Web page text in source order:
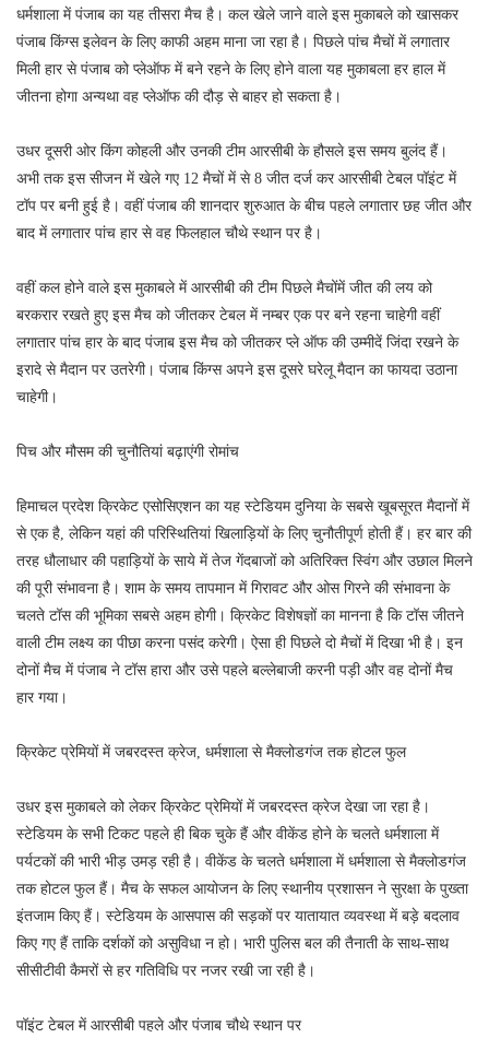
धर्मशाला में पंजाब का यह तीसरा मैच है। कल खेले जाने वाले इस मुकाबले को खासकर
पंजाब किंग्स इलेवन के लिए काफी अहम माना जा रहा है। पिछले पांच मैचों में लगातार
मिली हार से पंजाब को प्लेऑफ में बने रहने के लिए होने वाला यह मुकाबला हर हाल में
जीतना होगा अन्यथा वह प्लेऑफ की दौड़ से बाहर हो सकता है।
उधर दूसरी ओर किंग कोहली और उनकी टीम आरसीबी के हौसले इस समय बुलंद हैं।
अभी तक इस सीजन में खेले गए 12 मैचों में से 8 जीत दर्ज कर आरसीबी टेबल पॉइंट में
टॉप पर बनी हुई है। वहीं पंजाब की शानदार शुरुआत के बीच पहले लगातार छह जीत और
बाद में लगातार पांच हार से वह फिलहाल चौथे स्थान पर है।
वहीं कल होने वाले इस मुकाबले में आरसीबी की टीम पिछले मैचोंमें जीत की लय को
बरकरार रखते हुए इस मैच को जीतकर टेबल में नम्बर एक पर बने रहना चाहेगी वहीं
लगातार पांच हार के बाद पंजाब इस मैच को जीतकर प्ले ऑफ की उम्मीदें जिंदा रखने के
इरादे से मैदान पर उतरेगी। पंजाब किंग्स अपने इस दूसरे घरेलू मैदान का फायदा उठाना
चाहेगी।
पिच और मौसम की चुनौतियां बढ़ाएंगी रोमांच
हिमाचल प्रदेश क्रिकेट एसोसिएशन का यह स्टेडियम दुनिया के सबसे खूबसूरत मैदानों में
से एक है, लेकिन यहां की परिस्थितियां खिलाड़ियों के लिए चुनौतीपूर्ण होती हैं। हर बार की
तरह धौलाधार की पहाड़ियों के साये में तेज गेंदबाजों को अतिरिक्त स्विंग और उछाल मिलने
की पूरी संभावना है। शाम के समय तापमान में गिरावट और ओस गिरने की संभावना के
चलते टॉस की भूमिका सबसे अहम होगी। क्रिकेट विशेषज्ञों का मानना है कि टॉस जीतने
वाली टीम लक्ष्य का पीछा करना पसंद करेगी। ऐसा ही पिछले दो मैचों में दिखा भी है। इन
दोनों मैच में पंजाब ने टॉस हारा और उसे पहले बल्लेबाजी करनी पड़ी और वह दोनों मैच
हार गया।
क्रिकेट प्रेमियों में जबरदस्त क्रेज, धर्मशाला से मैक्लोडगंज तक होटल फुल
उधर इस मुकाबले को लेकर क्रिकेट प्रेमियों में जबरदस्त क्रेज देखा जा रहा है।
स्टेडियम के सभी टिकट पहले ही बिक चुके हैं और वीकेंड होने के चलते धर्मशाला में
पर्यटकों की भारी भीड़ उमड़ रही है। वीकेंड के चलते धर्मशाला में धर्मशाला से मैक्लोडगंज
तक होटल फुल हैं। मैच के सफल आयोजन के लिए स्थानीय प्रशासन ने सुरक्षा के पुख्ता
इंतजाम किए हैं। स्टेडियम के आसपास की सड़कों पर यातायात व्यवस्था में बड़े बदलाव
किए गए हैं ताकि दर्शकों को असुविधा न हो। भारी पुलिस बल की तैनाती के साथ-साथ
सीसीटीवी कैमरों से हर गतिविधि पर नजर रखी जा रही है।
पॉइंट टेबल में आरसीबी पहले और पंजाब चौथे स्थान पर